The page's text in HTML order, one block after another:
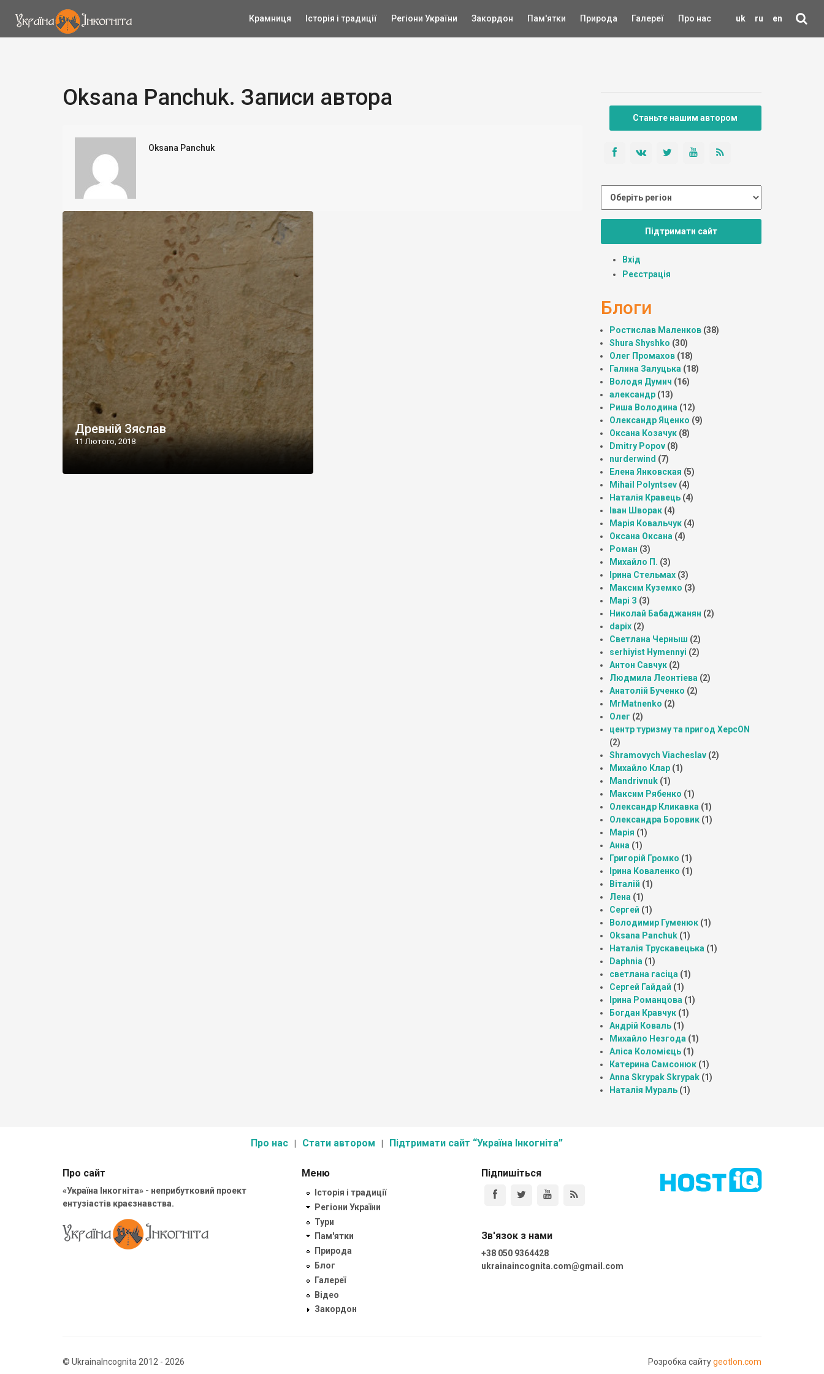
uk ru en
Крамниця Історія і традиції Регіони України Закордон Пам'ятки Природа Галереї Про нас
Oksana Panchuk. Записи автора
Oksana Panchuk
Древній Зяслав
11 Лютого, 2018
Станьте нашим автором
Підтримати сайт
Вхід
Реєстрація
Блоги
Ростислав Маленков(38)
Shura Shyshko (30)
Олег Промахов(18)
Галина Залуцька (18)
Володя Думич (16)
александр(13)
Риша Володина (12)
Олександр Яценко (9)
Оксана Козачук(8)
Dmitry Popov(8)
nurderwind (7)
Елена Янковская (5)
Mihail Polyntsev(4)
Наталія Кравець(4)
Іван Шворак(4)
Марія Ковальчук(4)
Оксана Оксана (4)
Роман (3)
Михайло П. (3)
Ірина Стельмах(3)
Максим Куземко (3)
Марі З (3)
Николай Бабаджанян (2)
dapix(2)
Светлана Черныш (2)
serhiyist Hymennyi (2)
Антон Савчук(2)
Людмила Леонтіева (2)
Анатолій Бученко (2)
MrMatnenko (2)
Олег (2)
центр туризму та пригод ХерсON
(2)
Shramovych Viacheslav(2)
Михайло Клар(1)
Mandrivnuk(1)
Максим Рябенко (1)
Олександр Кликавка (1)
Олександра Боровик(1)
Марія (1)
Анна (1)
Григорій Громко (1)
Ірина Коваленко (1)
Віталій (1)
Лена (1)
Сергей (1)
Володимир Гуменюк(1)
Oksana Panchuk(1)
Наталія Трускавецька (1)
Daphnia (1)
светлана гасіца (1)
Сергей Гайдай (1)
Ірина Романцова (1)
Богдан Кравчук(1)
Андрій Коваль(1)
Михайло Незгода (1)
Аліса Коломієць(1)
Катерина Самсонюк(1)
Anna Skrypak Skrypak(1)
Наталія Мураль(1)
Про нас Стати автором Підтримати сайт “Україна Інкогніта”
Про сайт
«Україна Інкогніта» - неприбутковий проект
ентузіастів краєзнавства.
Меню
Історія і традиції
Регіони України
Тури
Пам'ятки
Природа
Блог
Галереї
Відео
Закордон
Підпишіться
Зв'язок з нами
+38 050 9364428
ukrainaincognita.com@gmail.com
© UkrainaIncognita 2012 - 2026 Розробка сайтуgeotlon.com